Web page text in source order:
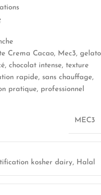
Crema Cacao, Mec3, gelato
chocolat intense, texture
rapide, sans chauffage,
pratique, professionnel
MEC3
kosher dairy, Halal